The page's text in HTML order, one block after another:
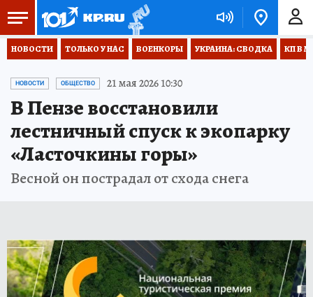
НОВОСТИ ТОЛЬКО У НАС ВОЕНКОРЫ УКРАИНА: СВОДКА КП В
НОВОСТИ ОБЩЕСТВО 21 мая 2026 10:30
В Пензе восстановили
лестничный спуск к экопарку
«Ласточкины горы»
Весной он пострадал от схода снега